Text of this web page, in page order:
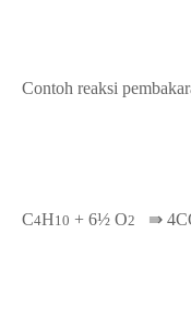
Contoh reaksi
C4H10 + 6½ O2 ⇛ 4